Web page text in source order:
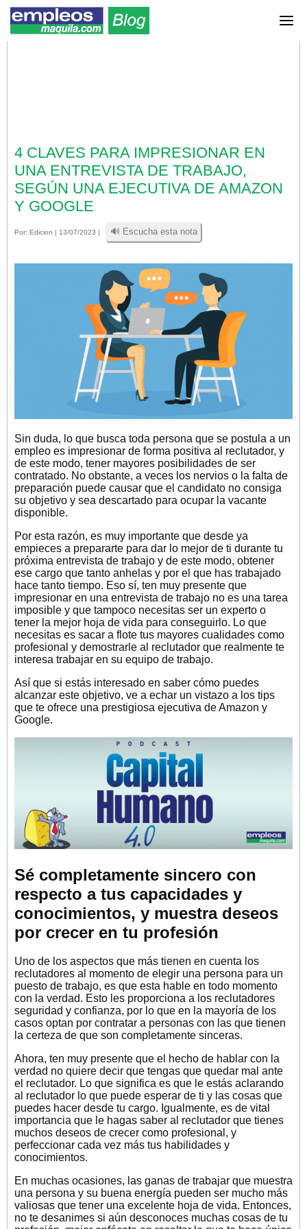
4 CLAVES PARA IMPRESIONAR EN
UNA ENTREVISTA DE TRABAJO,
SEGÚN UNA EJECUTIVA DE AMAZON
Y GOOGLE
Por: Edicion | 13/07/2023 | 🔊 Escucha esta nota
Sin duda, lo que busca toda persona que se postula a un
empleo es impresionar de forma positiva al reclutador, y
de este modo, tener mayores posibilidades de ser
contratado. No obstante, a veces los nervios o la falta de
preparación puede causar que el candidato no consiga
su objetivo y sea descartado para ocupar la vacante
disponible.
Por esta razón, es muy importante que desde ya
empieces a prepararte para dar lo mejor de ti durante tu
próxima entrevista de trabajo y de este modo, obtener
ese cargo que tanto anhelas y por el que has trabajado
hace tanto tiempo. Eso sí, ten muy presente que
impresionar en una entrevista de trabajo no es una tarea
imposible y que tampoco necesitas ser un experto o
tener la mejor hoja de vida para conseguirlo. Lo que
necesitas es sacar a flote tus mayores cualidades como
profesional y demostrarle al reclutador que realmente te
interesa trabajar en su equipo de trabajo.
Así que si estás interesado en saber cómo puedes
alcanzar este objetivo, ve a echar un vistazo a los tips
que te ofrece una prestigiosa ejecutiva de Amazon y
Google.
Sé completamente sincero con
respecto a tus capacidades y
conocimientos, y muestra deseos
por crecer en tu profesión
Uno de los aspectos que más tienen en cuenta los
reclutadores al momento de elegir una persona para un
puesto de trabajo, es que esta hable en todo momento
con la verdad. Esto les proporciona a los reclutadores
seguridad y confianza, por lo que en la mayoría de los
casos optan por contratar a personas con las que tienen
la certeza de que son completamente sinceras.
Ahora, ten muy presente que el hecho de hablar con la
verdad no quiere decir que tengas que quedar mal ante
el reclutador. Lo que significa es que le estás aclarando
al reclutador lo que puede esperar de ti y las cosas que
puedes hacer desde tu cargo. Igualmente, es de vital
importancia que le hagas saber al reclutador que tienes
muchos deseos de crecer como profesional, y
perfeccionar cada vez más tus habilidades y
conocimientos.
En muchas ocasiones, las ganas de trabajar que muestra
una persona y su buena energía pueden ser mucho más
valiosas que tener una excelente hoja de vida. Entonces,
no te desanimes si aún desconoces muchas cosas de tu